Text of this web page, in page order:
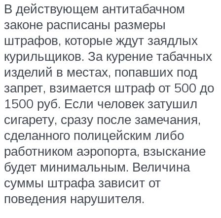
В действующем антитабачном
законе расписаны размеры
штрафов, которые ждут заядлых
курильщиков. За курение табачных
изделий в местах, попавших под
запрет, взимается штраф от 500 до
1500 руб. Если человек затушил
сигарету, сразу после замечания,
сделанного полицейским либо
работником аэропорта, взыскание
будет минимальным. Величина
суммы штрафа зависит от
поведения нарушителя.